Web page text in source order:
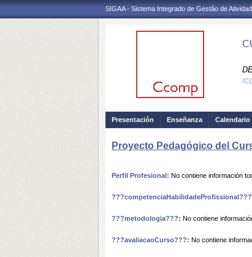
SIGAA - Sistema Integrado de Gestão de
/
Presentación Enseñanza Calendario
Proyecto Pedagógico del
Perfil Profesional: No contiene información
???metodologia???: No contiene
???avaliacaoCurso???: No contiene